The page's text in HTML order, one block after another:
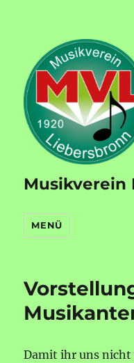
Musikverein
MENÜ
Damit ihr uns nicht